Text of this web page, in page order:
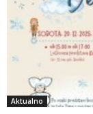
Aktualno